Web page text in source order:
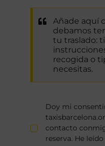
Doy mi
contacto
reserva. He